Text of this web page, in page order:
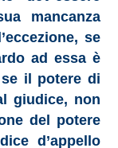
mancanza
se
ad essa è
il potere di
giudice, non
del potere
d’appello